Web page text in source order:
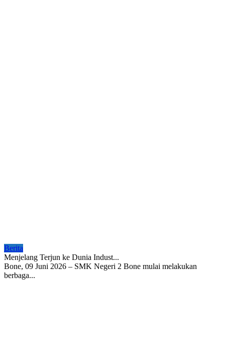
Berita
Menjelang Terjun ke Dunia Indust...
Bone, 09 Juni 2026 – SMK Negeri 2 Bone mulai melakukan
berbaga...